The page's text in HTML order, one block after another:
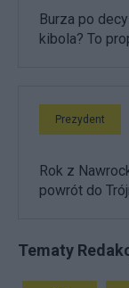
Burza po
kibola? To
Prezydent
Rok z
powrót do
Tematy